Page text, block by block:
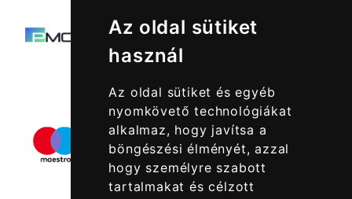
Az oldal sütiket
használ
Az oldal sütiket és egyéb
nyomkövető technológiákat
alkalmaz, hogy javítsa a
böngészési élményét, azzal
hogy személyre szabott
tartalmakat és célzott